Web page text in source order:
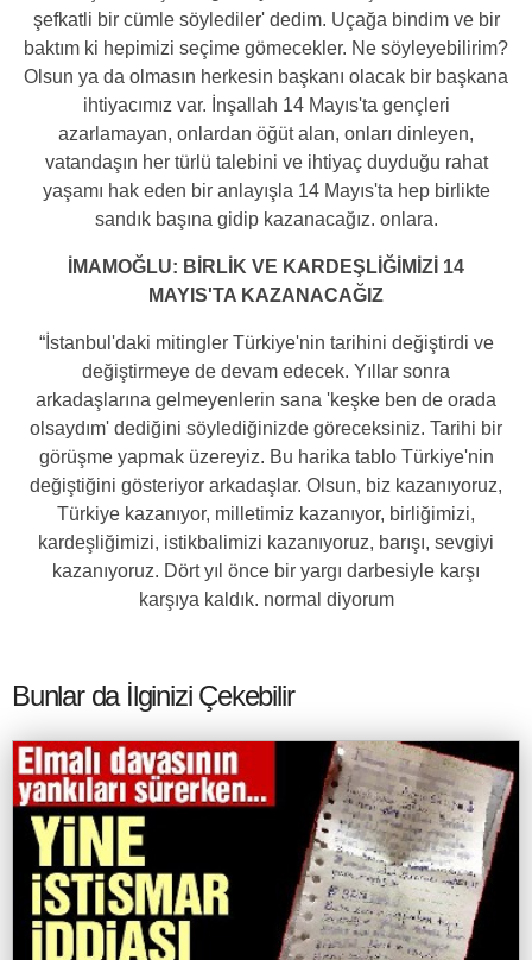
şefkatli bir cümle söylediler' dedim. Uçağa bindim ve bir
baktım ki hepimizi seçime gömecekler. Ne söyleyebilirim?
Olsun ya da olmasın herkesin başkanı olacak bir başkana
ihtiyacımız var. İnşallah 14 Mayıs'ta gençleri
azarlamayan, onlardan öğüt alan, onları dinleyen,
vatandaşın her türlü talebini ve ihtiyaç duyduğu rahat
yaşamı hak eden bir anlayışla 14 Mayıs'ta hep birlikte
sandık başına gidip kazanacağız. onlara.
İMAMOĞLU: BİRLİK VE KARDEŞLİĞİMİZİ 14
MAYIS'TA KAZANACAĞIZ
“İstanbul'daki mitingler Türkiye'nin tarihini değiştirdi ve
değiştirmeye de devam edecek. Yıllar sonra
arkadaşlarına gelmeyenlerin sana 'keşke ben de orada
olsaydım' dediğini söylediğinizde göreceksiniz. Tarihi bir
görüşme yapmak üzereyiz. Bu harika tablo Türkiye'nin
değiştiğini gösteriyor arkadaşlar. Olsun, biz kazanıyoruz,
Türkiye kazanıyor, milletimiz kazanıyor, birliğimizi,
kardeşliğimizi, istikbalimizi kazanıyoruz, barışı, sevgiyi
kazanıyoruz. Dört yıl önce bir yargı darbesiyle karşı
karşıya kaldık. normal diyorum
Bunlar da İlginizi Çekebilir